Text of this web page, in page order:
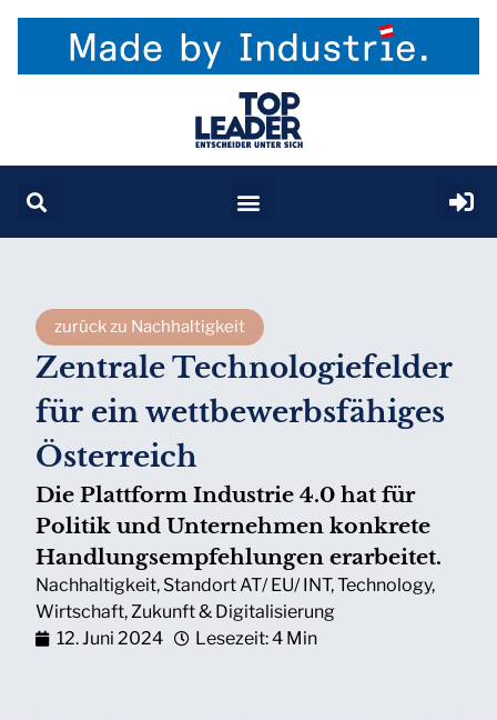
zurück zu Nachhaltigkeit
Zentrale Technologiefelder
für ein wettbewerbsfähiges
Österreich
Die Plattform Industrie 4.0 hat für
Politik und Unternehmen konkrete
Handlungsempfehlungen erarbeitet.
Nachhaltigkeit, Standort AT/ EU/ INT,Technology,
Wirtschaft,Zukunft & Digitalisierung
12. Juni 2024
Lesezeit: 4 Min